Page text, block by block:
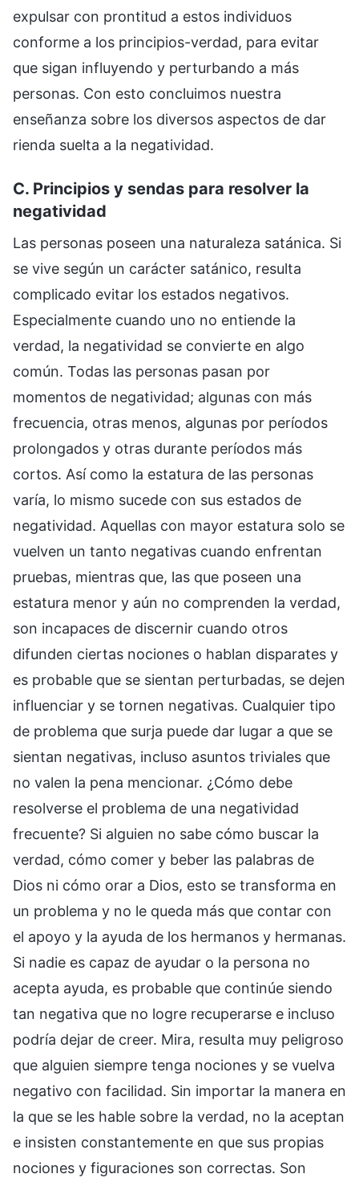
expulsar con prontitud a estos individuos
conforme a los principios-verdad, para evitar
que sigan influyendo y perturbando a más
personas. Con esto concluimos nuestra
enseñanza sobre los diversos aspectos de dar
rienda suelta a la negatividad.
C. Principios y sendas para resolver la
negatividad
Las personas poseen una naturaleza satánica. Si
se vive según un carácter satánico, resulta
complicado evitar los estados negativos.
Especialmente cuando uno no entiende la
verdad, la negatividad se convierte en algo
común. Todas las personas pasan por
momentos de negatividad; algunas con más
frecuencia, otras menos, algunas por períodos
prolongados y otras durante períodos más
cortos. Así como la estatura de las personas
varía, lo mismo sucede con sus estados de
negatividad. Aquellas con mayor estatura solo se
vuelven un tanto negativas cuando enfrentan
pruebas, mientras que, las que poseen una
estatura menor y aún no comprenden la verdad,
son incapaces de discernir cuando otros
difunden ciertas nociones o hablan disparates y
es probable que se sientan perturbadas, se dejen
influenciar y se tornen negativas. Cualquier tipo
de problema que surja puede dar lugar a que se
sientan negativas, incluso asuntos triviales que
no valen la pena mencionar. ¿Cómo debe
resolverse el problema de una negatividad
frecuente? Si alguien no sabe cómo buscar la
verdad, cómo comer y beber las palabras de
Dios ni cómo orar a Dios, esto se transforma en
un problema y no le queda más que contar con
el apoyo y la ayuda de los hermanos y hermanas.
Si nadie es capaz de ayudar o la persona no
acepta ayuda, es probable que continúe siendo
tan negativa que no logre recuperarse e incluso
podría dejar de creer. Mira, resulta muy peligroso
que alguien siempre tenga nociones y se vuelva
negativo con facilidad. Sin importar la manera en
la que se les hable sobre la verdad, no la aceptan
e insisten constantemente en que sus propias
nociones y figuraciones son correctas. Son